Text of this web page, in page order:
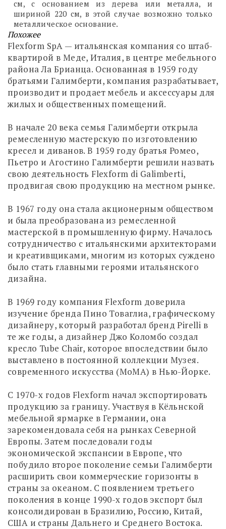
см, с основанием из дерева или металла, и
шириной 220 см, в этой случае возможно только
металлическое основание.
Похожее
Flexform SpA — итальянская компания со штаб-
квартирой в Меде, Италия, в центре мебельного
района Ла Брианца. Основанная в 1959 году
братьями Галимберти, компания разрабатывает,
производит и продает мебель и аксессуары для
жилых и общественных помещений.
В начале 20 века семья Галимберти открыла
ремесленную мастерскую по изготовлению
кресел и диванов. В 1959 году братья Ромео,
Пьетро и Агостино Галимберти решили назвать
свою деятельность Flexform di Galimberti,
продвигая свою продукцию на местном рынке.
В 1967 году она стала акционерным обществом
и была преобразована из ремесленной
мастерской в ​​промышленную фирму. Началось
сотрудничество с итальянскими архитекторами
и креативщиками, многим из которых суждено
было стать главными героями итальянского
дизайна.
В 1969 году компания Flexform доверила
изучение бренда Пино Товаглиа, графическому
дизайнеру, который разработал бренд Pirelli в
те же годы, а дизайнер Джо Коломбо создал
кресло Tube Chair, которое впоследствии было
выставлено в постоянной коллекции Музея.
современного искусства (MoMA) в Нью-Йорке.
С 1970-х годов Flexform начал экспортировать
продукцию за границу. Участвуя в Кёльнской
мебельной ярмарке в Германии, она
зарекомендовала себя на рынках Северной
Европы. Затем последовали годы
экономической экспансии в Европе, что
побудило второе поколение семьи Галимберти
расширить свои коммерческие горизонты в
страны за океаном. С появлением третьего
поколения в конце 1990-х годов экспорт был
консолидирован в Бразилию, Россию, Китай,
США и страны Дальнего и Среднего Востока.